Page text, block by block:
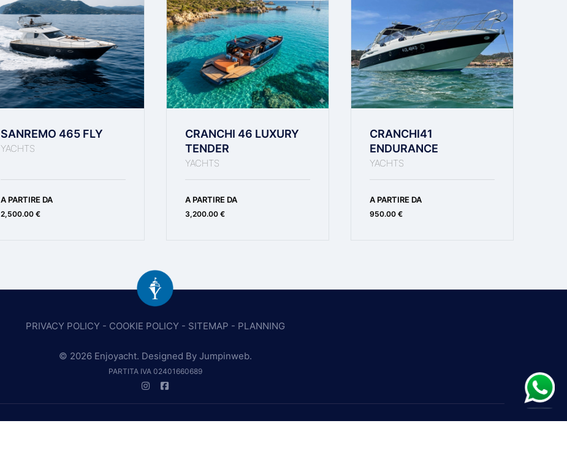
SANREMO 465 FLY
YACHTS
A PARTIRE DA
2,500.00 €
CRANCHI 46 LUXURY
TENDER
YACHTS
A PARTIRE DA
3,200.00 €
CRANCHI41
ENDURANCE
YACHTS
A PARTIRE DA
950.00 €
PRIVACY POLICY- COOKIE POLICY- SITEMAP - PLANNING
© 2026 Enjoyacht. Designed By Jumpinweb.
PARTITA IVA 02401660689